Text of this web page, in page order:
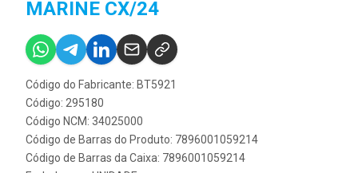
MARINE CX/24
Código do Fabricante: BT5921
Código: 295180
Código NCM: 34025000
Código de Barras do Produto: 7896001059214
Código de Barras da Caixa: 7896001059214